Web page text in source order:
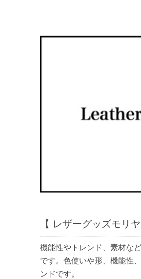
【 レザーグッズモリヤ
機能性やトレンド、素材な
です。色使いや形、機能性
ンドです。